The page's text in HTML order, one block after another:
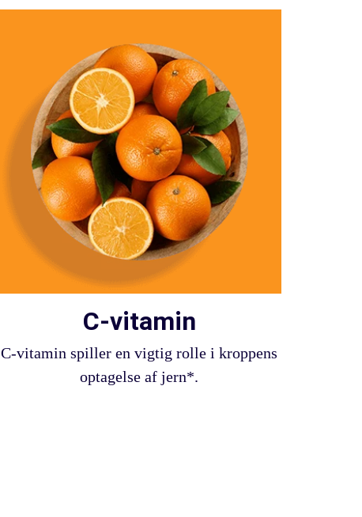
C-vitamin
C-vitamin spiller en vigtig rolle i kroppens
optagelse af jern*.